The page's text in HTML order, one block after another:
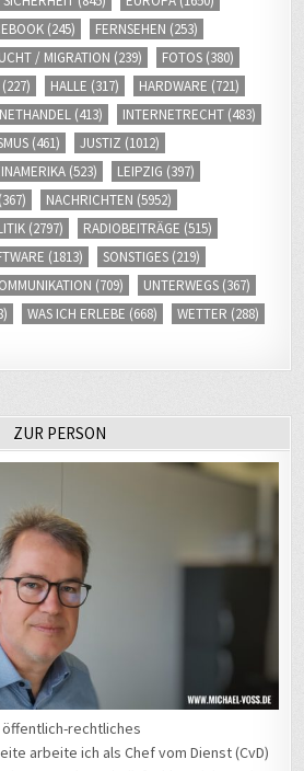
(245) FERNSEHEN (253)
/ MIGRATION (239) FOTOS (380)
(227) HALLE (317) HARDWARE (721)
(413) INTERNETRECHT (483)
(461) JUSTIZ (1012)
(523) LEIPZIG (397)
(367) NACHRICHTEN (5952)
(2797) RADIOBEITRÄGE (515)
(1813) SONSTIGES (219)
(709) UNTERWEGS (367)
WAS ICH ERLEBE (668) WETTER (288)
ZUR PERSON
öffentlich-rechtliches
arbeite ich als Chef vom Dienst (CvD)